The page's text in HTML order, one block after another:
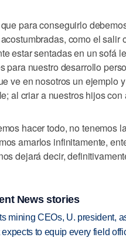
para conseguirlo
como el salir
estar sentadas en un sofá
para nuestro desarrollo
ve en nosotros un ejemplo
al criar a nuestros hijos
hacer todo, no tenemos
amarlos infinitamente,
dejará decir,
News stories
mining CEOs, U. president,
expects to equip every field